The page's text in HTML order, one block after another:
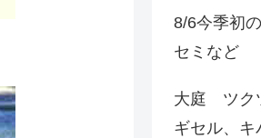
8/6今季初
セミなど
大庭 ツク
ギセル、キ